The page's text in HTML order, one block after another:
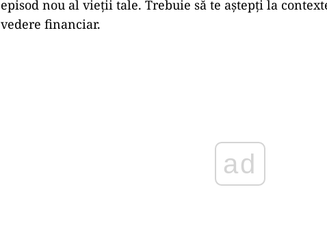
episod nou al vieții tale. Trebuie să te aștepți la
vedere financiar.